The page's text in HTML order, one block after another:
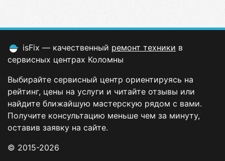
isFix — качественный ремонт техники в
сервисных центрах Коломны
Выбирайте сервисный центр ориентируясь на
рейтинг, цены на услуги и читайте отзывы или
найдите ближайшую мастерскую рядом с вами.
Получите консультацию меньше чем за минуту,
оставив заявку на сайте.
© 2015-2026